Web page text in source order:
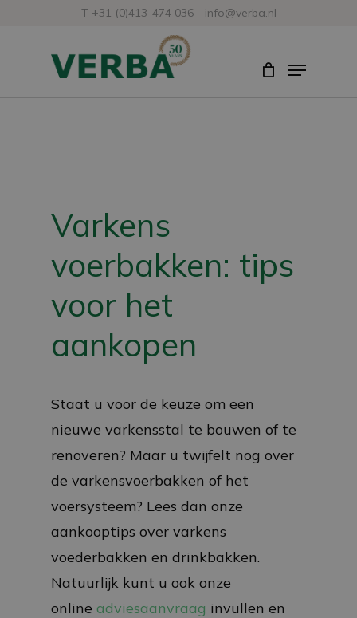
T +31 (0)413-474 036 info@verba.nl
Menu
Varkens
voerbakken: tips
voor het
aankopen
Staat u voor de keuze om een
nieuwe varkensstal te bouwen of te
renoveren? Maar u twijfelt nog over
de varkensvoerbakken of het
voersysteem? Lees dan onze
aankooptips over varkens
voederbakken en drinkbakken.
Natuurlijk kunt u ook onze
online adviesaanvraag invullen en